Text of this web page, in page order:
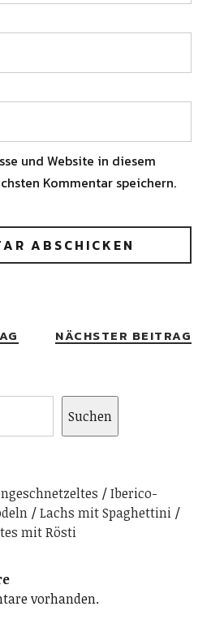
und Website in diesem
Kommentar speichern.
NÄCHSTER BEITRAG
Suchen
Iberico-
Lachs mit Spaghettini
mit Rösti
vorhanden.